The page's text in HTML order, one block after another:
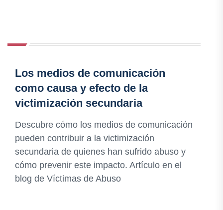
Los medios de comunicación
como causa y efecto de la
victimización secundaria
Descubre cómo los medios de comunicación
pueden contribuir a la victimización
secundaria de quienes han sufrido abuso y
cómo prevenir este impacto. Artículo en el
blog de Víctimas de Abuso